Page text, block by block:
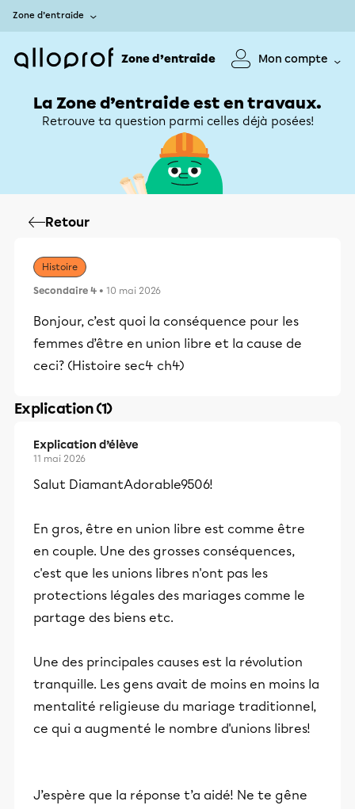
Zone d’entraide
Zone d’entraide Mon compte
La Zone d’entraide est en travaux.
Retrouve ta question parmi celles déjà posées!
Retour
Histoire
Secondaire 4 • 10 mai 2026
Bonjour, c’est quoi la conséquence pour les
femmes d’être en union libre et la cause de
ceci? (Histoire sec4 ch4)
Explication (1)
Explication d’élève
11 mai 2026
Salut DiamantAdorable9506!
En gros, être en union libre est comme être
en couple. Une des grosses conséquences,
c'est que les unions libres n'ont pas les
protections légales des mariages comme le
partage des biens etc.
Une des principales causes est la révolution
tranquille. Les gens avait de moins en moins la
mentalité religieuse du mariage traditionnel,
ce qui a augmenté le nombre d'unions libres!
J’espère que la réponse t’a aidé! Ne te gêne